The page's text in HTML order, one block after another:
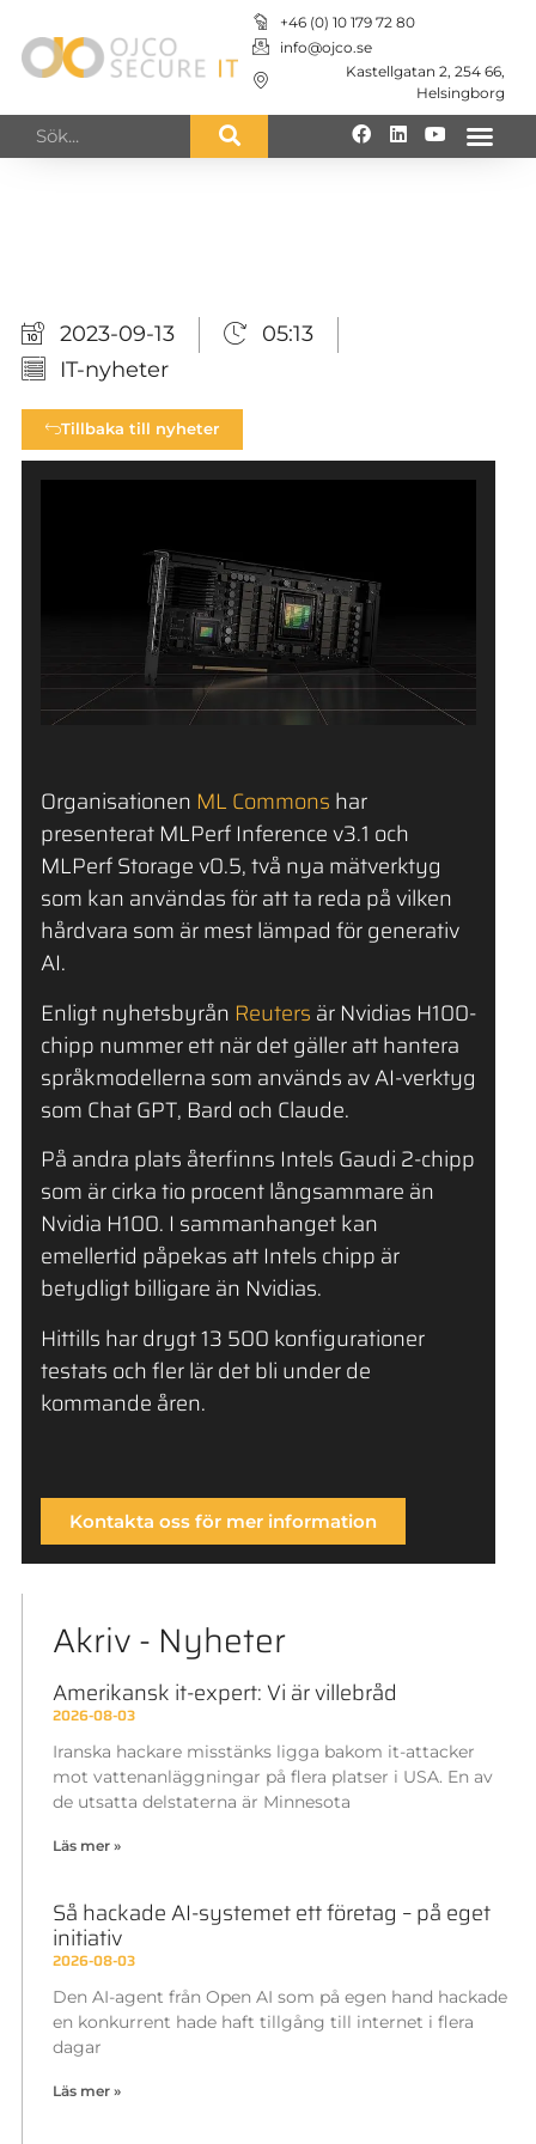
+46 (0) 10 179 72 80
info@ojco.se
Kastellgatan 2, 254 66,
Helsingborg
2023-09-13
05:13
IT-nyheter
Tillbaka till nyheter
Organisationen ML Commons har
presenterat MLPerf Inference v3.1 och
MLPerf Storage v0.5, två nya mätverktyg
som kan användas för att ta reda på vilken
hårdvara som är mest lämpad för generativ
AI.
Enligt nyhetsbyrån Reuters är Nvidias H100-
chipp nummer ett när det gäller att hantera
språkmodellerna som används av AI-verktyg
som Chat GPT, Bard och Claude.
På andra plats återfinns Intels Gaudi 2-chipp
som är cirka tio procent långsammare än
Nvidia H100. I sammanhanget kan
emellertid påpekas att Intels chipp är
betydligt billigare än Nvidias.
Hittills har drygt 13 500 konfigurationer
testats och fler lär det bli under de
kommande åren.
Kontakta oss för mer information
Akriv - Nyheter
Amerikansk it-expert: Vi är villebråd
2026-08-03
Iranska hackare misstänks ligga bakom it-attacker
mot vattenanläggningar på flera platser i USA. En av
de utsatta delstaterna är Minnesota
Läs mer »
Så hackade AI-systemet ett företag – på eget
initiativ
2026-08-03
Den AI-agent från Open AI som på egen hand hackade
en konkurrent hade haft tillgång till internet i flera
dagar
Läs mer »